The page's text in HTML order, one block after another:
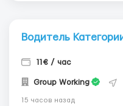
Водитель
11€ / час
Group Working
15 часов назад